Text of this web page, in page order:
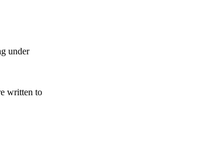
under
written to